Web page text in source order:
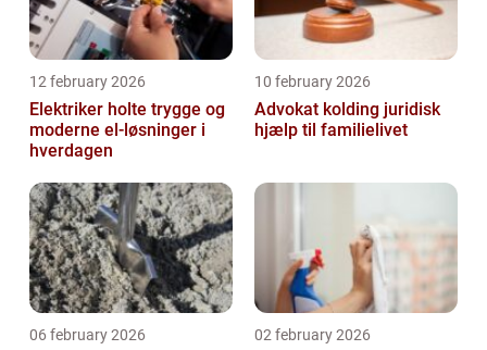
12 february 2026
Elektriker holte trygge og
moderne el-løsninger i
hverdagen
10 february 2026
Advokat kolding juridisk
hjælp til familielivet
06 february 2026 02 february 2026